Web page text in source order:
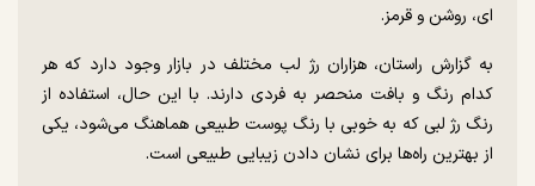
ای، روشن و قرمز.
به گزارش راستان، هزاران رژ لب مختلف در بازار وجود دارد که هر
کدام رنگ و بافت منحصر به فردی دارند. با این حال، استفاده از
رنگ رژ لبی که به خوبی با رنگ پوست طبیعی هماهنگ می‌شود، یکی
از بهترین راه‌ها برای نشان دادن زیبایی طبیعی است.